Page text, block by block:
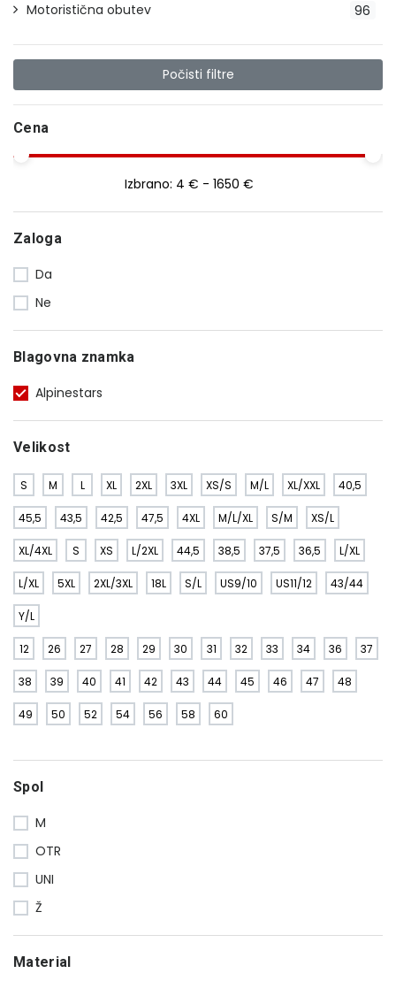
96
Motoristična obutev
Počisti filtre
Cena
Izbrano: 4 € - 1650 €
Zaloga
Da
Ne
Blagovna znamka
Alpinestars
Velikost
S M L XL 2XL 3XL XS/S M/L XL/XXL 40,5
45,5 43,5 42,5 47,5 4XL M/L/XL S/M XS/L
XL/4XL S XS L/2XL 44,5 38,5 37,5 36,5 L/XL
L/XL 5XL 2XL/3XL 18L S/L US9/10 US11/12 43/44
Y/L
12 26 27 28 29 30 31 32 33 34 36 37
38 39 40 41 42 43 44 45 46 47 48
49 50 52 54 56 58 60
Spol
M
OTR
UNI
Ž
Material